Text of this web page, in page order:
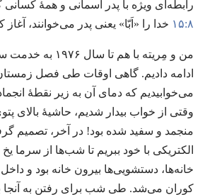
رابطه‌ای ویژه با پدر آسمانی و همهٔ کسانی
۸:‏۱۵
خدا را «اَبّا» یعنی پدر می‌خوانند،‏ آغاز
من و مِریته با هم تا
ادامه دادیم.‏ گاهی اوقات طی فصل
می‌خوابیدیم که دمای آن به زیر نقطهٔ
وقتی از خواب بیدار شدیم،‏ حاشیهٔ بالای
منجمد و سفید شده بود!‏ در آخر،‏ تصمیم
الکتریکی با خود ببریم تا شب‌ها از سرما یخ
خانه‌ها،‏ دستشویی‌ها بیرون خانه بود و
کوران می‌شد.‏ طی شب برای رفتن به آنجا